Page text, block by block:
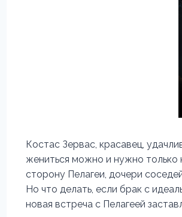
Костас Зервас, красавец,
жениться можно и нужно только
сторону Пелагеи, дочери
Но что делать, если брак с
новая встреча с Пелагеей